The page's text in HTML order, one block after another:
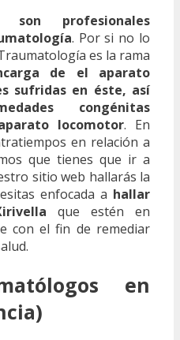
son profesionales
. Por si no lo
es la rama
de el aparato
sufridas en éste, así
congénitas
locomotor. En
en relación a
que tienes que ir a
sitio web hallarás la
enfocada a hallar
que estén en
con el fin de remediar
en